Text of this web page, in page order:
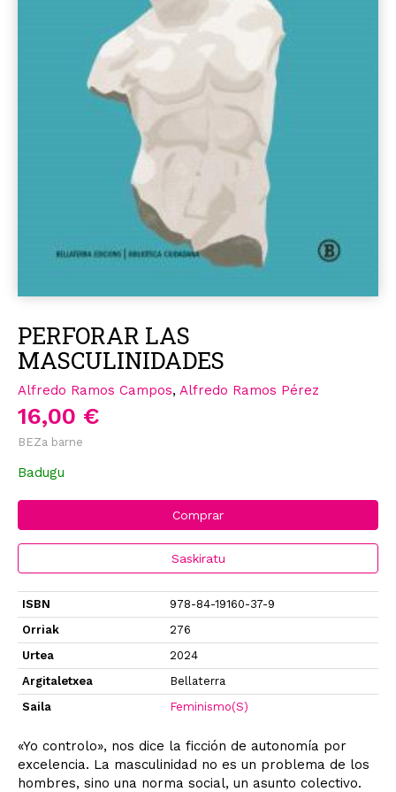
PERFORAR LAS
MASCULINIDADES
Alfredo Ramos Campos, Alfredo Ramos Pérez
16,00 €
BEZa barne
Badugu
Comprar
Saskiratu
ISBN
978-84-19160-37-9
Orriak
276
Urtea
2024
Argitaletxea
Bellaterra
Saila
Feminismo(S)
«Yo controlo», nos dice la ficción de autonomía por
excelencia. La masculinidad no es un problema de los
hombres, sino una norma social, un asunto colectivo.